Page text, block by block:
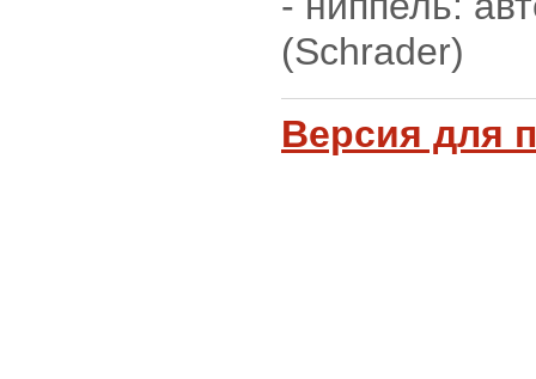
(Sсhrader)
Версия для